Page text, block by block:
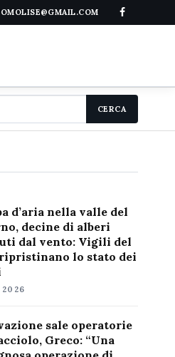
CERCA
d’aria nella valle del
decine di alberi
dal vento: Vigili del
lo stato dei
2026
sale operatorie
Greco: “Una